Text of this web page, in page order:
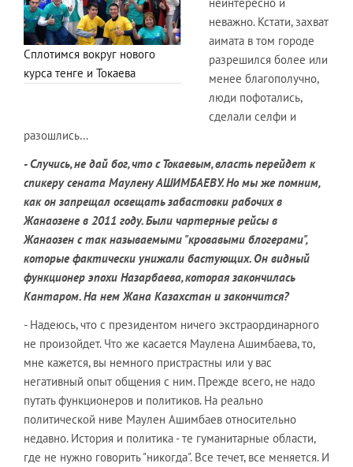
Сплотимся вокруг нового
курса тенге и Токаева
неважно. Кстати, захват
аимата в том городе
разрешился более или
менее благополучно,
люди пофотались,
сделали селфи и
разошлись…
- Случись, не дай бог, что с Токаевым, власть перейдет к
спикеру сената Маулену АШИМБАЕВУ. Но мы же помним,
как он запрещал освещать забастовки рабочих в
Жанаозене в 2011 году. Были чартерные рейсы в
Жанаозен с так называемыми "кровавыми блогерами",
которые фактически унижали бастующих. Он видный
функционер эпохи Назарбаева, которая закончилась
Кантаром. На нем Жана Казахстан и закончится?
- Надеюсь, что с президентом ничего экстраординарного
не произойдет. Что же касается Маулена Ашимбаева, то,
мне кажется, вы немного пристрастны или у вас
негативный опыт общения с ним. Прежде всего, не надо
путать функционеров и политиков. На реально
политической ниве Маулен Ашимбаев относительно
недавно. История и политика - те гуманитарные области,
где не нужно говорить "никогда". Все течет, все меняется. И